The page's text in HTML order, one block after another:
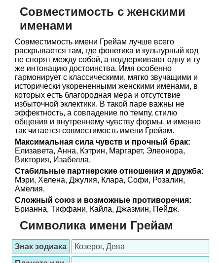
Совместимость с женскими
именами
Совместимость имени Грейам лучше всего
раскрывается там, где фонетика и культурный код
не спорят между собой, а поддерживают одну и ту
же интонацию достоинства. Имя особенно
гармонирует с классическими, мягко звучащими и
исторически укорененными женскими именами, в
которых есть благородная мера и отсутствие
избыточной эклектики. В такой паре важны не
эффектность, а совпадение по темпу, стилю
общения и внутреннему чувству формы, и именно
так читается совместимость имени Грейам.
Максимальная сила чувств и прочный брак:
Елизавета, Анна, Кэтрин, Маргарет, Элеонора,
Виктория, Изабелла.
Стабильные партнерские отношения и дружба:
Мэри, Хелена, Джулия, Клара, Софи, Розалин,
Амелия.
Сложный союз и возможные противоречия:
Брианна, Тиффани, Кайла, Джазмин, Пейдж.
Символика имени Грейам
Знак зодиака
Козерог, Дева